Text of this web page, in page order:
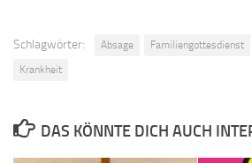
Schlagwörter: Absage Familiengottesdienst
Krankheit
DAS KÖNNTE DICH AUCH